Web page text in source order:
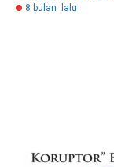
8 bulan lalu